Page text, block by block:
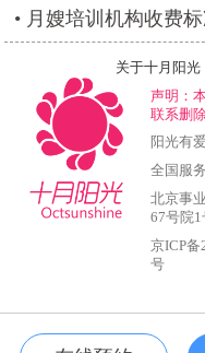
月嫂培训机构收费
关于十月阳光
声明：
联系删
阳光有
全国服
北京事
67号院1
京ICP备
号